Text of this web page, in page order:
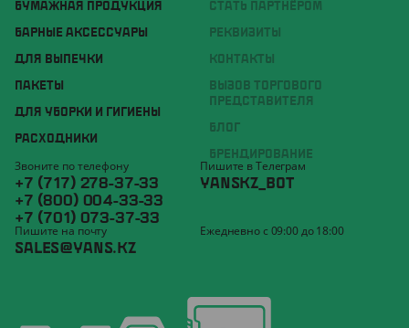
БУМАЖНАЯ ПРОДУКЦИЯ
БАРНЫЕ АКСЕССУАРЫ
ДЛЯ ВЫПЕЧКИ
ПАКЕТЫ
ДЛЯ УБОРКИ И ГИГИЕНЫ
РАСХОДНИКИ
СТАТЬ ПАРТНЁРОМ
РЕКВИЗИТЫ
КОНТАКТЫ
ВЫЗОВ ТОРГОВОГО
ПРЕДСТАВИТЕЛЯ
БЛОГ
БРЕНДИРОВАНИЕ
Звоните по телефону
+7 (717) 278-37-33
+7 (800) 004-33-33
+7 (701) 073-37-33
Пишите в Телеграм
YANSKZ_BOT
Пишите на почту
SALES@YANS.KZ
Ежедневно с 09:00 до 18:00